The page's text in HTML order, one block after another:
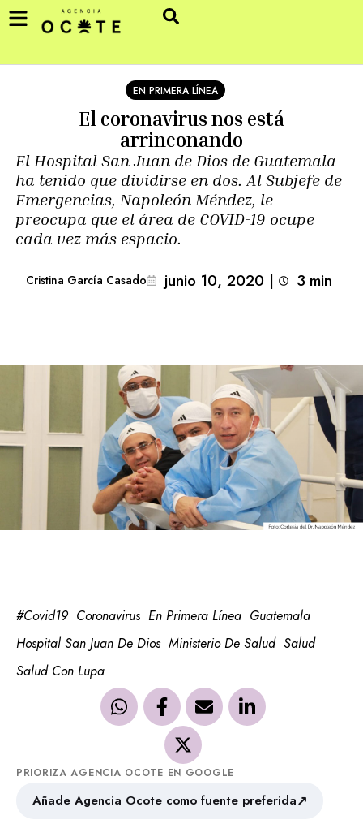
EN PRIMERA LÍNEA
El coronavirus nos está
arrinconando
El Hospital San Juan de Dios de Guatemala
ha tenido que dividirse en dos. Al Subjefe de
Emergencias, Napoleón Méndez, le
preocupa que el área de COVID-19 ocupe
cada vez más espacio.
Cristina García Casado junio 10, 2020 | 3 min
#Covid19 Coronavirus En Primera Línea Guatemala
Hospital San Juan De Dios Ministerio De Salud Salud
Salud Con Lupa
PRIORIZA AGENCIA OCOTE EN GOOGLE
Añade Agencia Ocote como fuente preferida↗